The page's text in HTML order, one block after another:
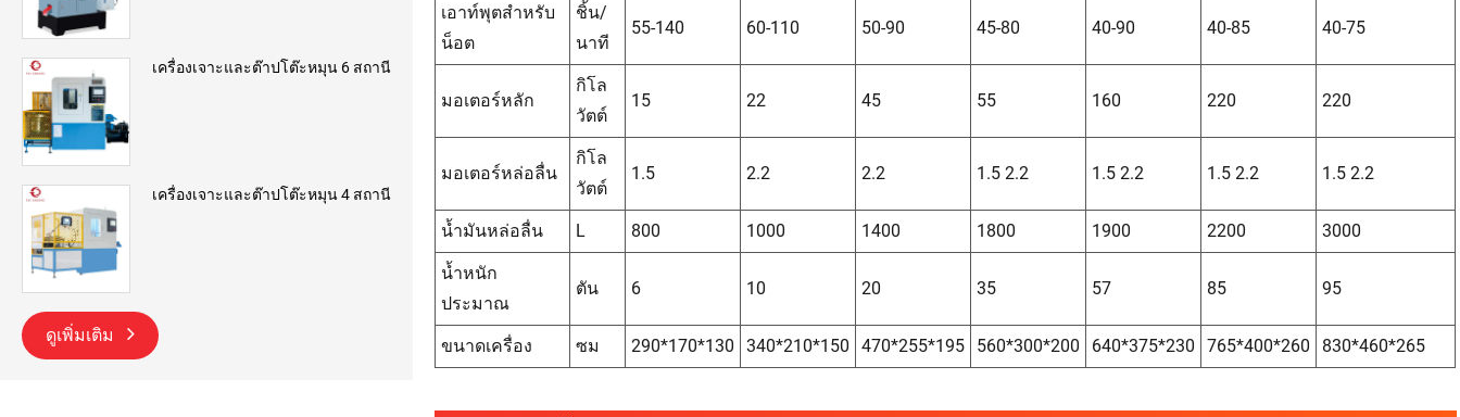
เครื่องเจาะและต๊าปโต๊ะหมุน 6 สถานี
เครื่องเจาะและต๊าปโต๊ะหมุน 4 สถานี
ดูเพิ่มเติม
เอาท์พุตสำหรับ
น็อต
ชิ้น/
นาที
55-140 60-110 50-90 45-80 40-90 40-85 40-75
มอเตอร์หลัก
กิโล
วัตต์
15 22 45 55 160 220 220
มอเตอร์หล่อลื่น
กิโล
วัตต์
1.5 2.2 2.2 1.5 2.2 1.5 2.2 1.5 2.2 1.5 2.2
น้ำมันหล่อลื่น L 800 1000 1400 1800 1900 2200 3000
น้ำหนัก
ประมาณ
ตัน 6 10 20 35 57 85 95
ขนาดเครื่อง ซม 290*170*130 340*210*150 470*255*195 560*300*200 640*375*230 765*400*260 830*460*265